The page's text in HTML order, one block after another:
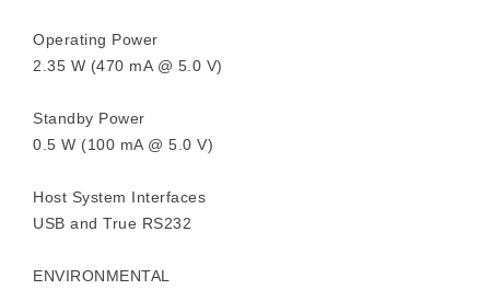
Operating Power
2.35 W (470 mA @ 5.0 V)
Standby Power
0.5 W (100 mA @ 5.0 V)
Host System Interfaces
USB and True RS232
ENVIRONMENTAL